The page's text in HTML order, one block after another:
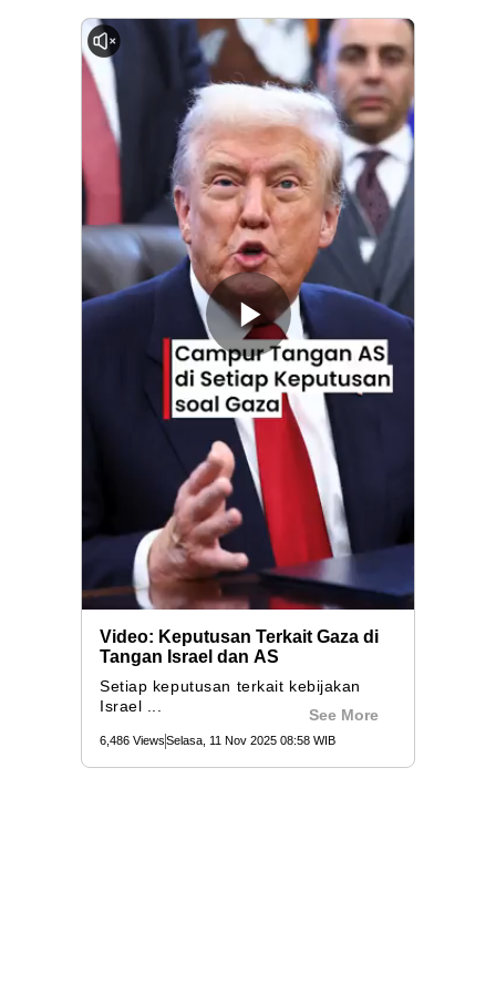
0:00
Memutarkan
Video
Video: Keputusan Terkait Gaza di
Tangan Israel dan AS
Setiap keputusan terkait kebijakan
Israel ...
See More
6,486 ViewsSelasa, 11 Nov 2025 08:58 WIB